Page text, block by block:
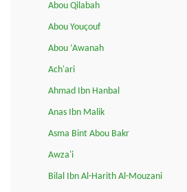
Abou Qilabah
Abou Youçouf
Abou ‘Awanah
Ach'ari
Ahmad Ibn Hanbal
Anas Ibn Malik
Asma Bint Abou Bakr
Awza'i
Bilal Ibn Al-Harith Al-Mouzani